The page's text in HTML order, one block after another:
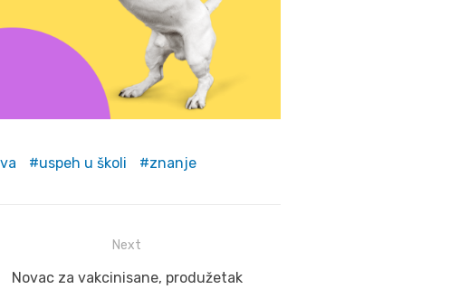
uspeh u školi znanje
Next
Next
Novac za vakcinisane, produžetak